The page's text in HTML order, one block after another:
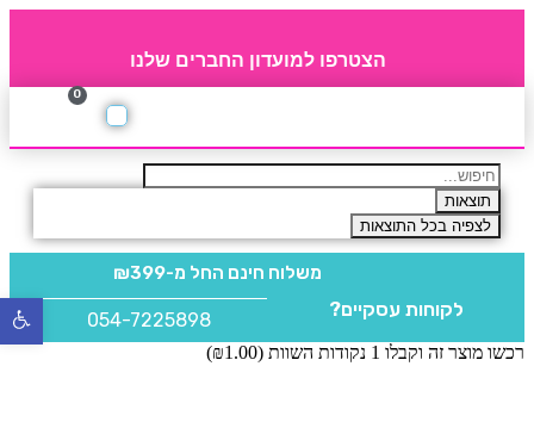
הצטרפו למועדון החברים שלנו
0
תוצאות
לצפיה בכל התוצאות
משלוח חינם החל מ-₪399
לקוחות עסקיים? 054-7225898
רכשו מוצר זה וקבלו 1 נקודות השוות ( ₪1.00
)
פתח